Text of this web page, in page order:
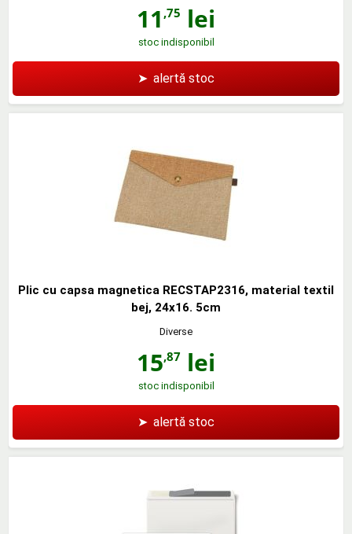
11 ,75 lei
stoc indisponibil
➤ alertă stoc
Plic cu capsa magnetica RECSTAP2316, material textil
bej, 24x16. 5cm
Diverse
15,87 lei
stoc indisponibil
➤ alertă stoc